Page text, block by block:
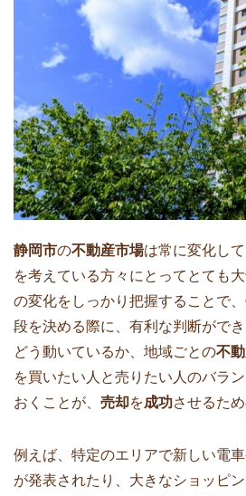
静岡市の不動産市場は常に変化し
を考えている方々にとってとても大
の変化をしっかり把握することで、
段を決める際に、有利な判断ができ
どう動いているか、地域ごとの不
を買いたい人と売りたい人のバラ
おくことが、 売却を成功させるた
例えば、特定のエリアで新しい電
が発表されたり、大きなショッピ